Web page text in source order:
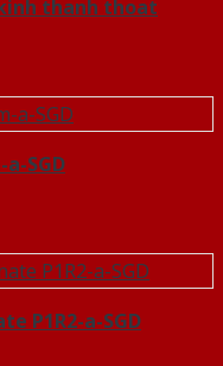
kinh thanh thoat
SGD
P1R2-a-SGD